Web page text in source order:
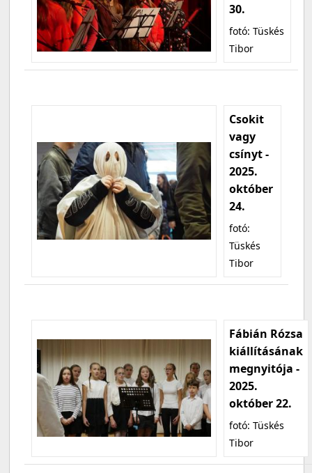
30.
fotó: Tüskés
Tibor
Csokit
vagy
csínyt -
2025.
október
24.
fotó:
Tüskés
Tibor
Fábián Rózsa
kiállításának
megnyitója -
2025.
október 22.
fotó: Tüskés
Tibor